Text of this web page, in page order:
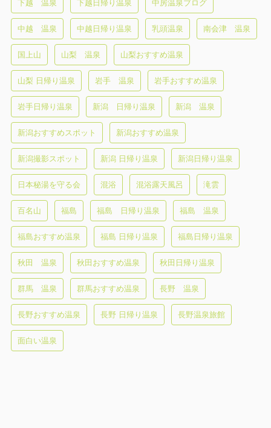
下越 温泉 下越日帰り温泉 中房温泉ブログ
中越 温泉 中越日帰り温泉 乳頭温泉 南会津 温泉
国上山 山梨 温泉 山梨おすすめ温泉
山梨 日帰り温泉 岩手 温泉 岩手おすすめ温泉
岩手日帰り温泉 新潟 日帰り温泉 新潟 温泉
新潟おすすめスポット 新潟おすすめ温泉
新潟撮影スポット 新潟 日帰り温泉 新潟日帰り温泉
日本秘湯を守る会 混浴 混浴露天風呂 滝雲
百名山 福島 福島 日帰り温泉 福島 温泉
福島おすすめ温泉 福島 日帰り温泉 福島日帰り温泉
秋田 温泉 秋田おすすめ温泉 秋田日帰り温泉
群馬 温泉 群馬おすすめ温泉 長野 温泉
長野おすすめ温泉 長野 日帰り温泉 長野温泉旅館
面白い温泉